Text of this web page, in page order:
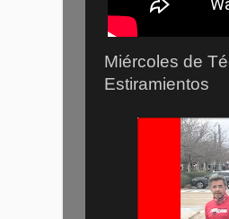
Miércoles de
Estiramientos